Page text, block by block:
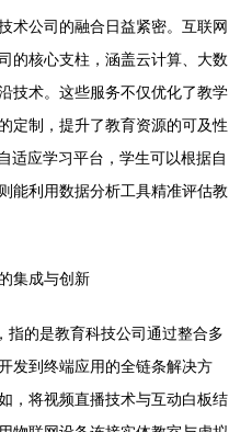
术公司的融合日益紧密。互联网
的核心支柱，涵盖云计算、大数
技术。这些服务不仅优化了教学
定制，提升了教育资源的可及性
适应学习平台，学生可以根据自
能利用数据分析工具精准评估教
集成与创新
指的是教育科技公司通过整合多
发到终端应用的全链条解决方
，将视频直播技术与互动白板结